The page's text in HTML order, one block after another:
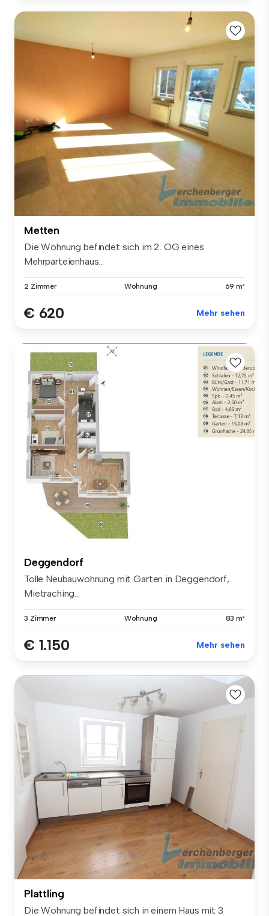
Metten
Die Wohnung befindet sich im 2. OG eines
Mehrparteienhaus...
2 Zimmer Wohnung 69 m²
€ 620 Mehr sehen
Deggendorf
Tolle Neubauwohnung mit Garten in Deggendorf,
Mietraching...
3 Zimmer Wohnung 83 m²
€ 1.150 Mehr sehen
Plattling
Die Wohnung befindet sich in einem Haus mit 3